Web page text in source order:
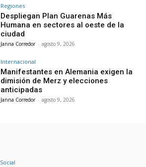
Regiones
Despliegan Plan Guarenas Más
Humana en sectores al oeste de la
ciudad
Janna Corredor - agosto 9, 2026
Internacional
Manifestantes en Alemania exigen la
dimisión de Merz y elecciones
anticipadas
Janna Corredor - agosto 9, 2026
Social